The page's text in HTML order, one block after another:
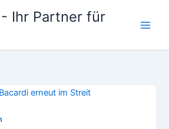
Ihr Partner für